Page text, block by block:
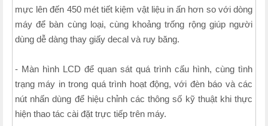
mực lên đến 450 mét tiết kiệm vật liệu in ấn hơn so với dòng
máy để bàn cùng loại, cùng khoảng trống rộng giúp người
dùng dễ dàng thay giấy decal và ruy băng.
- Màn hình LCD để quan sát quá trình cấu hình, cùng tình
trạng máy in trong quá trình hoạt động, với đèn báo và các
nút nhấn dùng để hiệu chỉnh các thông số kỹ thuật khi thực
hiện thao tác cài đặt trực tiếp trên máy.